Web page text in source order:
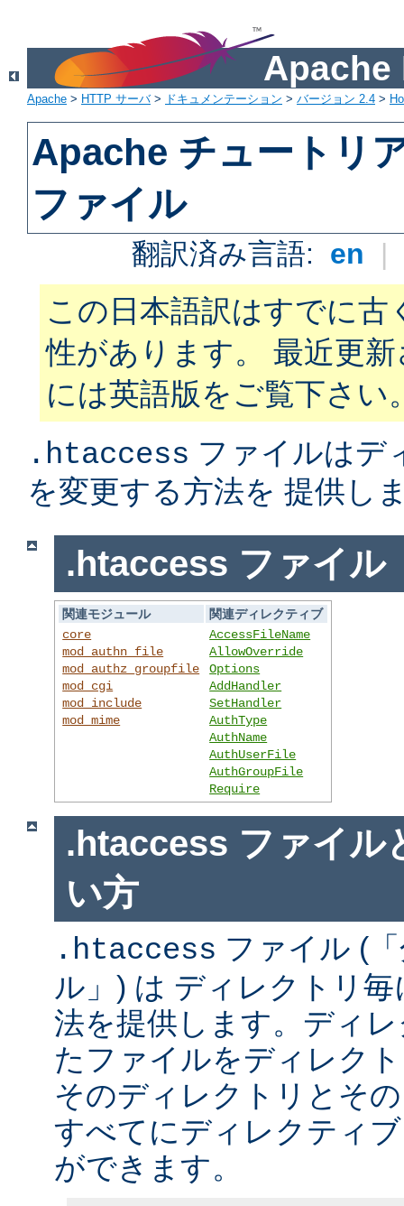
Apache
Apache > HTTP サーバ> ドキュメンテーション > バージョン 2.4 >
Apache チュートリ
ファイル
翻訳済み言語: en |
この日本語訳はすでに古
性があります。 最近更
には英語版をご覧下さい
.htaccess ファイルはデ
を変更する方法を 提供し
.htaccess ファイル
関連モジュール
関連ディレクティブ
core
mod_authn_file
mod_authz_groupfile
mod_cgi
mod_include
mod_mime
AccessFileName
AllowOverride
Options
AddHandler
SetHandler
AuthType
AuthName
AuthUserFile
AuthGroupFile
Require
.htaccess ファイル
い方
.htaccess ファイル (
ル」) は ディレクトリ
法を提供します。ディ
たファイルをディレク
そのディレクトリとそ
すべてにディレクティ
ができます。